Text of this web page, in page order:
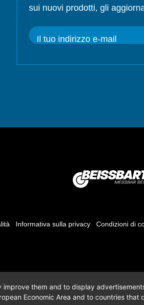
sui nuovi prodotti, gli
Il tuo indirizzo e-mail
Informativa sulla privacy Condizioni di
them and to display
Economic Area and to countries